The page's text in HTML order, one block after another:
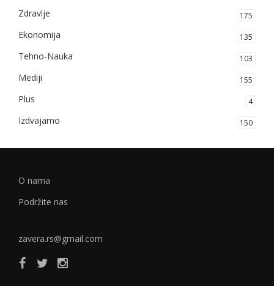
Zdravlje 175
Ekonomija 135
Tehno-Nauka 103
Mediji 155
Plus 4
Izdvajamo 150
O nama
Podržite nas
zavera.rs@gmail.com